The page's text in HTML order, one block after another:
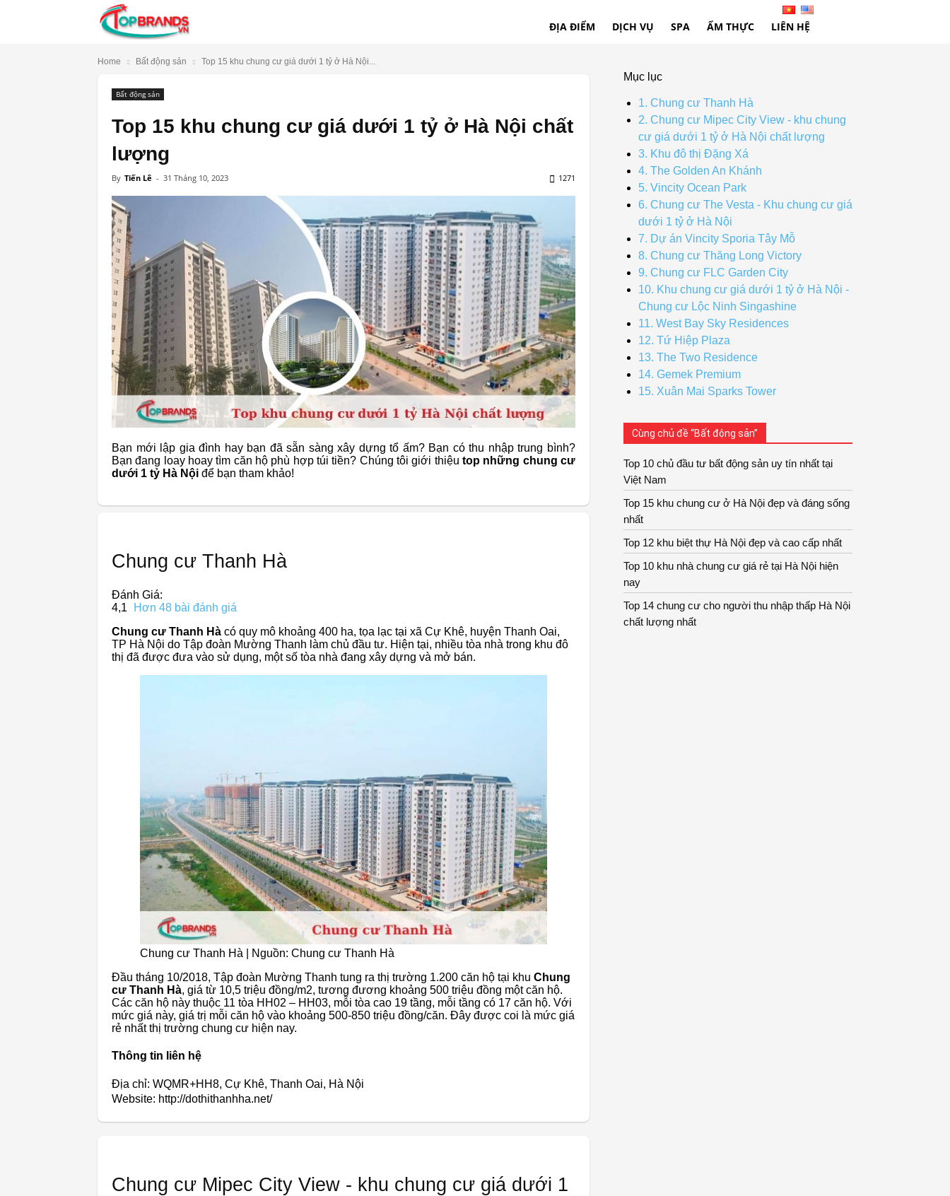
ĐỊA ĐIỂM DỊCH VỤ SPA ẨM THỰC LIÊN HỆ
Home Bất động sản Top 15 khu chung cư giá dưới 1 tỷ ở Hà Nội...
Bất động sản
Top 15 khu chung cư giá dưới 1 tỷ ở Hà Nội chất
lượng
By Tiến Lê - 31 Tháng 10, 2023 1271
Bạn mới lập gia đình hay bạn đã sẵn sàng xây dựng tổ ấm? Bạn có thu nhập trung bình?
Bạn đang loay hoay tìm căn hộ phù hợp túi tiền? Chúng tôi giới thiệu top những chung cư
dưới 1 tỷ Hà Nội để bạn tham khảo!
Chung cư Thanh Hà
Đánh Giá:
4,1
Hơn 48 bài đánh giá
Chung cư Thanh Hà có quy mô khoảng 400 ha, tọa lạc tại xã Cự Khê, huyện Thanh Oai,
TP Hà Nội do Tập đoàn Mường Thanh làm chủ đầu tư. Hiện tại, nhiều tòa nhà trong khu đô
thị đã được đưa vào sử dụng, một số tòa nhà đang xây dựng và mở bán.
Chung cư Thanh Hà | Nguồn: Chung cư Thanh Hà
Đầu tháng 10/2018, Tập đoàn Mường Thanh tung ra thị trường 1.200 căn hộ tại khu Chung
cư Thanh Hà, giá từ 10,5 triệu đồng/m2, tương đương khoảng 500 triệu đồng một căn hộ.
Các căn hộ này thuộc 11 tòa HH02 – HH03, mỗi tòa cao 19 tầng, mỗi tầng có 17 căn hộ. Với
mức giá này, giá trị mỗi căn hộ vào khoảng 500-850 triệu đồng/căn. Đây được coi là mức giá
rẻ nhất thị trường chung cư hiện nay.
Thông tin liên hệ
Địa chỉ: WQMR+HH8, Cự Khê, Thanh Oai, Hà Nội
Website: http://dothithanhha.net/
Chung cư Mipec City View - khu chung cư giá dưới 1
Mục lục
1. Chung cư Thanh Hà
2. Chung cư Mipec City View - khu chung
cư giá dưới 1 tỷ ở Hà Nội chất lượng
3. Khu đô thị Đặng Xá
4. The Golden An Khánh
5. Vincity Ocean Park
6. Chung cư The Vesta - Khu chung cư giá
dưới 1 tỷ ở Hà Nội
7. Dự án Vincity Sporia Tây Mỗ
8. Chung cư Thăng Long Victory
9. Chung cư FLC Garden City
10. Khu chung cư giá dưới 1 tỷ ở Hà Nội -
Chung cư Lộc Ninh Singashine
11. West Bay Sky Residences
12. Tứ Hiệp Plaza
13. The Two Residence
14. Gemek Premium
15. Xuân Mai Sparks Tower
Cùng chủ đề “Bất động sản”
Top 10 chủ đầu tư bất động sản uy tín nhất tại
Việt Nam
Top 15 khu chung cư ở Hà Nội đẹp và đáng sống
nhất
Top 12 khu biệt thự Hà Nội đẹp và cao cấp nhất
Top 10 khu nhà chung cư giá rẻ tại Hà Nội hiện
nay
Top 14 chung cư cho người thu nhập thấp Hà Nội
chất lượng nhất